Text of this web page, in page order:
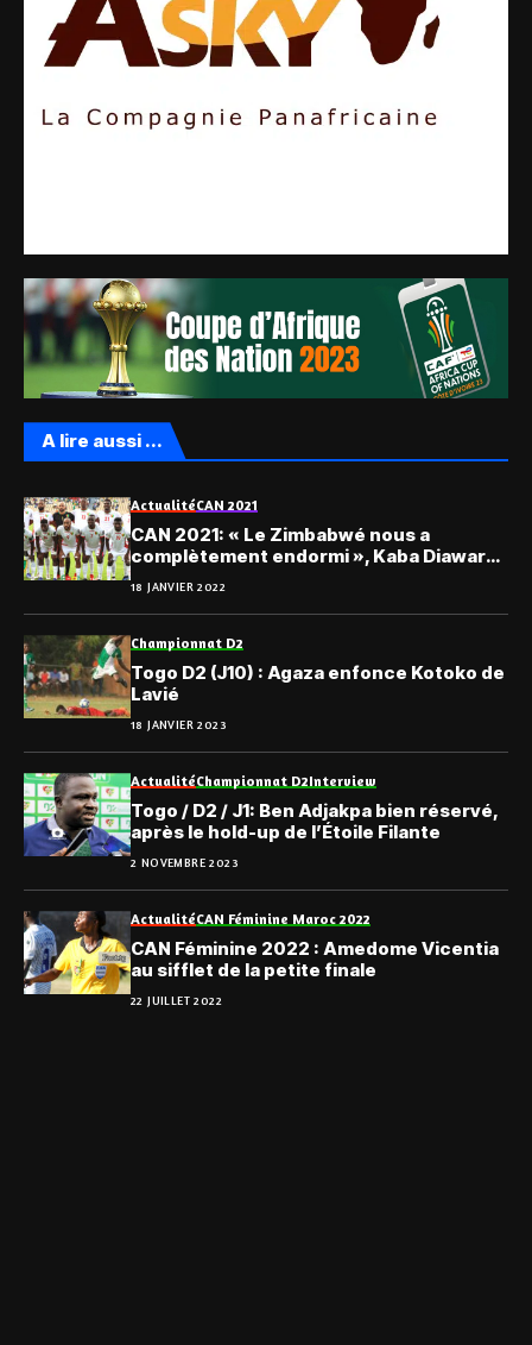
A lire aussi ...
ActualitéCAN 2021
CAN 2021: « Le Zimbabwé nous a
complètement endormi », Kaba Diawara,
coach de la Guinée.
18 JANVIER 2022
Championnat D2
Togo D2 (J10) : Agaza enfonce Kotoko de
Lavié
18 JANVIER 2023
ActualitéChampionnat D2Interview
Togo / D2 / J1: Ben Adjakpa bien réservé,
après le hold-up de l’Étoile Filante
2 NOVEMBRE 2023
ActualitéCAN Féminine Maroc 2022
CAN Féminine 2022 : Amedome Vicentia
au sifflet de la petite finale
22 JUILLET 2022